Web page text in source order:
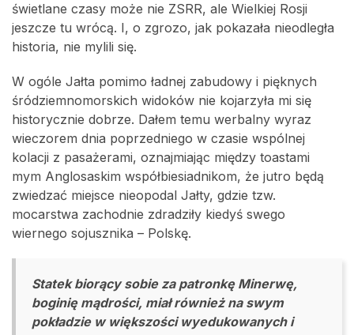
świetlane czasy może nie ZSRR, ale Wielkiej Rosji
jeszcze tu wrócą. I, o zgrozo, jak pokazała nieodległa
historia, nie mylili się.
W ogóle Jałta pomimo ładnej zabudowy i pięknych
śródziemnomorskich widoków nie kojarzyła mi się
historycznie dobrze. Dałem temu werbalny wyraz
wieczorem dnia poprzedniego w czasie wspólnej
kolacji z pasażerami, oznajmiając między toastami
mym Anglosaskim współbiesiadnikom, że jutro będą
zwiedzać miejsce nieopodal Jałty, gdzie tzw.
mocarstwa zachodnie zdradziły kiedyś swego
wiernego sojusznika – Polskę.
Statek biorący sobie za patronkę Minerwę,
boginię mądrości, miał również na swym
pokładzie w większości wyedukowanych i